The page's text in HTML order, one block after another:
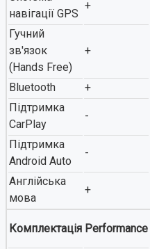
навігації GPS
+
Гучний
зв'язок
(Hands Free)
+
Bluetooth +
Підтримка
CarPlay
-
Підтримка
Android Auto
-
Англійська
мова
+
Комплектація Performance